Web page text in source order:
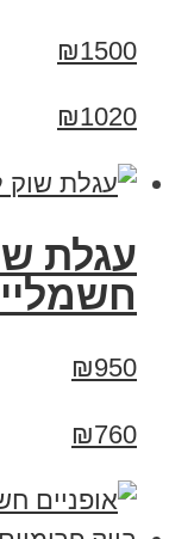
₪1500
₪1020
עגלת
₪950
₪760